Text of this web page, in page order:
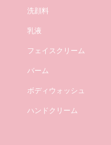
洗顔料
乳液
フェイスクリーム
バーム
ボディウォッシュ
ハンドクリーム